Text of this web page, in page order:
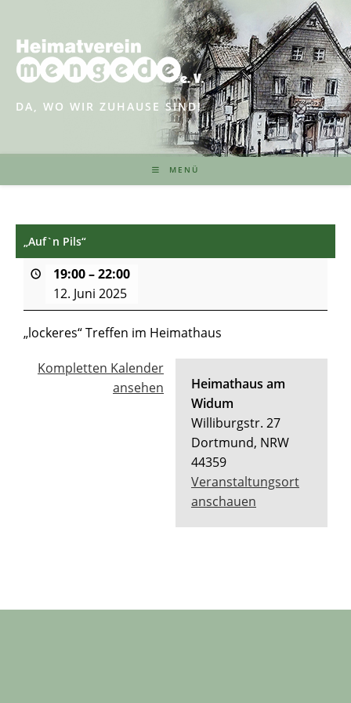
springen
DA, WO WIR ZUHAUSE SIND!
MENÜ
„Auf`n Pils“
19:00–22:00
12. Juni 2025
„lockeres“ Treffen im Heimathaus
Heimathaus am
Widum
Williburgstr. 27
Dortmund, NRW
44359
Veranstaltungsort
anschauen
Kompletten Kalender
ansehen